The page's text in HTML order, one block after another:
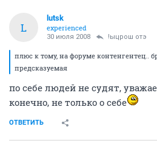
L
lutsk
experienced
30 июля 2008 !ыцрош отэ
плюс к тому, на форуме контенгентец..
предсказуемая
по себе людей не судят,
конечно, не только о себе
ОТВЕТИТЬ